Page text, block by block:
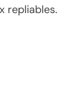
repliables.